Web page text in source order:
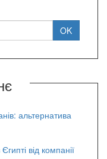
альтернатива
від компанії